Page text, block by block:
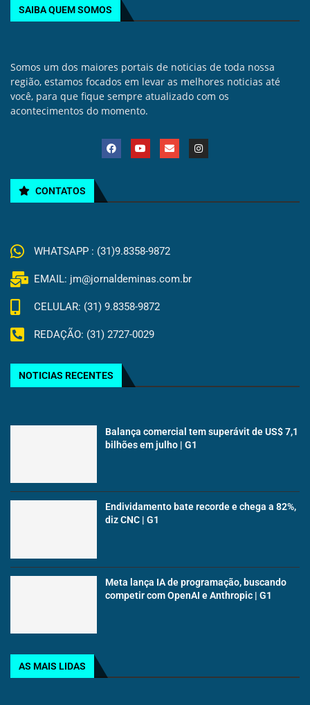
SAIBA QUEM SOMOS
Somos um dos maiores portais de noticias de toda nossa
região, estamos focados em levar as melhores noticias até
você, para que fique sempre atualizado com os
acontecimentos do momento.
CONTATOS
WHATSAPP : (31)9.8358-9872
EMAIL: jm@jornaldeminas.com.br
CELULAR: (31) 9.8358-9872
REDAÇÃO: (31) 2727-0029
NOTICIAS RECENTES
Balança comercial tem superávit de US$ 7,1
bilhões em julho | G1
Endividamento bate recorde e chega a 82%,
diz CNC | G1
Meta lança IA de programação, buscando
competir com OpenAI e Anthropic | G1
AS MAIS LIDAS